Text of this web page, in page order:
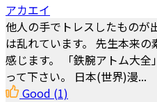
アカエイ
他人の手でトレスしたものが
は乱れています。 先生本来
感じます。 「鉄腕アトム大
って下さい。 日本(世界)漫...
Good (1)